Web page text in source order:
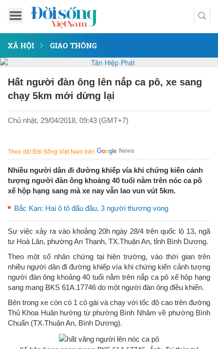
XÃ HỘI GIAO THÔNG
Hất người đàn ông lên nắp ca pô, xe sang
chạy 5km mới dừng lại
Chủ nhật, 29/04/2018, 09:43 (GMT+7)
Theo dõi Đời Sống Việt Nam trên
Nhiều người dân đi đường khiếp vía khi chứng kiến cảnh
tượng người đàn ông khoảng 40 tuổi nằm trên nóc ca pô
xế hộp hạng sang mà xe nay vẫn lao vun vút 5km.
Bắc Kạn: Hai ô tô đấu đầu, 3 người thương vong
Sự việc xảy ra vào khoảng 20h ngày 28/4 trên quốc lộ 13, ngã
tư Hoà Lân, phường An Thạnh, TX.Thuận An, tỉnh Bình Dương.
Theo một số nhân chứng tại hiện trường, vào thời gian trên
nhiều người dân đi đường khiếp vía khi chứng kiến cảnh tượng
người đàn ông khoảng 40 tuổi nằm trên nắp ca pô xế hộp hạng
sang mang BKS 61A.17746 do một người đàn ông điều khiển.
Bên trong xe còn có 1 cô gái và chạy với tốc độ cao trên đường
Thủ Khoa Huân hướng từ phường Bình Nhâm về phường Bình
Chuẩn (TX.Thuận An, Bình Dương).